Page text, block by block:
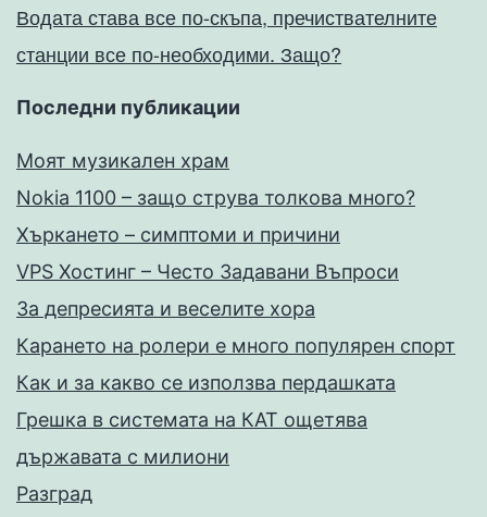
Водата става все по-скъпа, пречиствателните
станции все по-необходими. Защо?
Последни публикации
Моят музикален храм
Nokia 1100 – защо струва толкова много?
Хъркането – симптоми и причини
VPS Хостинг – Често Задавани Въпроси
За депресията и веселите хора
Карането на ролери е много популярен спорт
Как и за какво се използва пердашката
Грешка в системата на КАТ ощетява
държавата с милиони
Разград